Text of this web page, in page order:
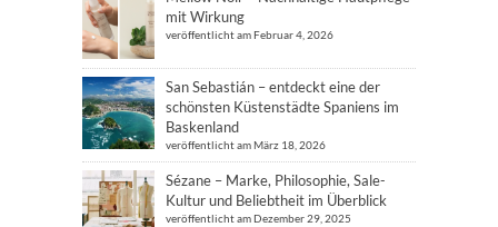
mit Wirkung
veröffentlicht am Februar 4, 2026
San Sebastián – entdeckt eine der
schönsten Küstenstädte Spaniens im
Baskenland
veröffentlicht am März 18, 2026
Sézane – Marke, Philosophie, Sale-
Kultur und Beliebtheit im Überblick
veröffentlicht am Dezember 29, 2025